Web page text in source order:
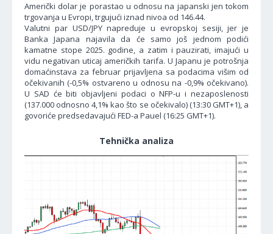
Američki dolar je porastao u odnosu na japanski jen tokom
trgovanja u Evropi, trgujući iznad nivoa od 146.44.
Valutni par USD/JPY napreduje u evropskoj sesiji, jer je
Banka Japana najavila da će samo još jednom podići
kamatne stope 2025. godine, a zatim i pauzirati, imajući u
vidu negativan uticaj američkih tarifa. U Japanu je potrošnja
domaćinstava za februar prijavljena sa podacima višim od
očekivanih (-0,5% ostvareno u odnosu na -0,9% očekivano).
U SAD će biti objavljeni podaci o NFP-u i nezaposlenosti
(137.000 odnosno 4,1% kao što se očekivalo) (13:30 GMT+1), a
govoriće predsedavajući FED-a Pauel (16:25 GMT+1).
Tehnička analiza